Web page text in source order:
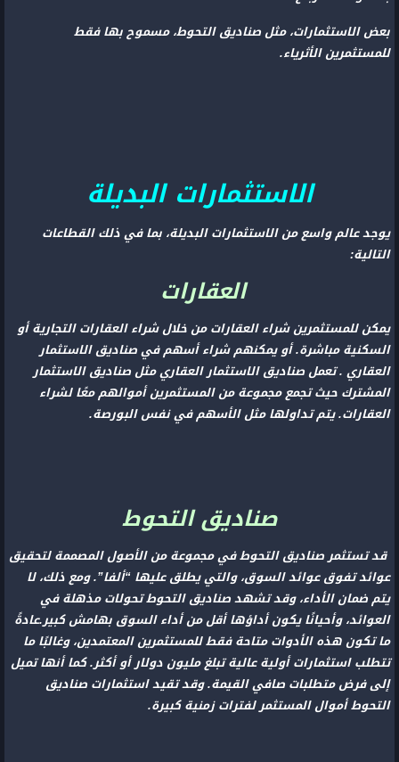
بعض الاستثمارات، مثل صناديق التحوط، مسموح بها فقط
للمستثمرين الأثرياء.
الاستثمارات البديلة
يوجد عالم واسع من الاستثمارات البديلة، بما في ذلك القطاعات
التالية:
العقارات
يمكن للمستثمرين شراء العقارات من خلال شراء العقارات التجارية أو
السكنية مباشرة. أو يمكنهم شراء أسهم في صناديق الاستثمار
العقاري . تعمل صناديق الاستثمار العقاري مثل صناديق الاستثمار
المشترك حيث تجمع مجموعة من المستثمرين أموالهم معًا لشراء
العقارات. يتم تداولها مثل الأسهم في نفس البورصة.
صناديق التحوط
قد تستثمر صناديق التحوط في مجموعة من الأصول المصممة لتحقيق
عوائد تفوق عوائد السوق، والتي يطلق عليها “ألفا”. ومع ذلك، لا
يتم ضمان الأداء، وقد تشهد صناديق التحوط تحولات مذهلة في
العوائد، وأحيانًا يكون أداؤها أقل من أداء السوق بهامش كبير.عادةً
ما تكون هذه الأدوات متاحة فقط للمستثمرين المعتمدين، وغالبًا ما
تتطلب استثمارات أولية عالية تبلغ مليون دولار أو أكثر. كما أنها تميل
إلى فرض متطلبات صافي القيمة. وقد تقيد استثمارات صناديق
التحوط أموال المستثمر لفترات زمنية كبيرة.